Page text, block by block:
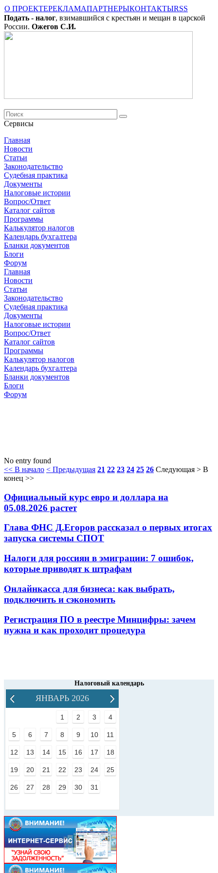
О ПРОЕКТЕРЕКЛАМАПАРТНЕРЫКОНТАКТЫRSS
Подать - налог, взимавшийся с крестьян и мещан в царской
России. Ожегов С.И.
Сервисы
Главная
Новости
Cтатьи
Законодательство
Судебная практика
Документы
Налоговые истории
Вопрос/Ответ
Каталог сайтов
Программы
Калькулятор налогов
Календарь бухгалтера
Бланки документов
Блоги
Форум
Главная
Новости
Cтатьи
Законодательство
Судебная практика
Документы
Налоговые истории
Вопрос/Ответ
Каталог сайтов
Программы
Калькулятор налогов
Календарь бухгалтера
Бланки документов
Блоги
Форум
No entry found
<< В начало < Предыдущая 21 22 23 24 25 26 Следующая > В
конец >>
Официальный курс евро и доллара на
05.08.2026 растет
Глава ФНС Д.Егоров рассказал о первых итогах
запуска системы СПОТ
Налоги для россиян в эмиграции: 7 ошибок,
которые приводят к штрафам
Онлайнкасса для бизнеса: как выбрать,
подключить и сэкономить
Регистрация ПО в реестре Минцифры: зачем
нужна и как проходит процедура
Налоговый календарь
ЯНВАРЬ 2026
1 2 3 4
5 6 7 8 9 10 11
12 13 14 15 16 17 18
19 20 21 22 23 24 25
26 27 28 29 30 31